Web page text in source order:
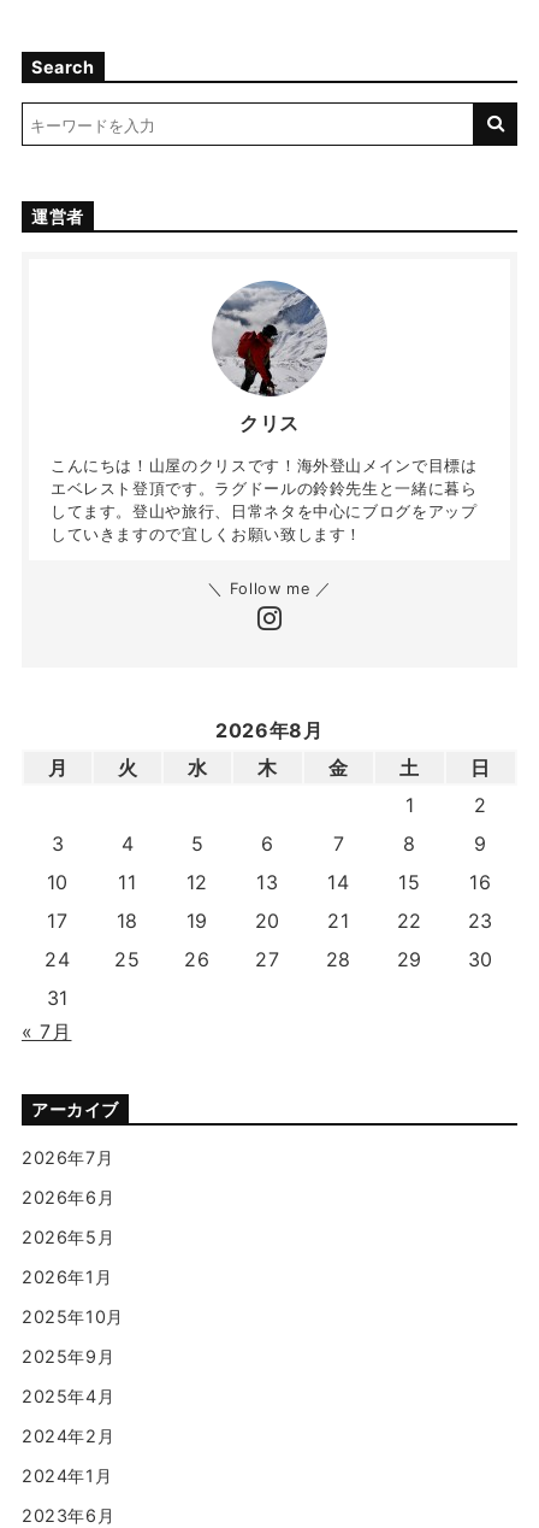
Search
運営者
クリス
こんにちは！山屋のクリスです！海外登山メインで目標は
エベレスト登頂です。ラグドールの鈴鈴先生と一緒に暮ら
してます。登山や旅行、日常ネタを中心にブログをアップ
していきますので宜しくお願い致します！
＼ Follow me ／
2026年8月
月
火 水 木 金 土
日
1
2
3
4 5 6 7 8
9
10
11 12 13 14 15
16
17
18 19 20 21 22
23
24
25 26 27 28 29
30
31
« 7月
アーカイブ
2026年7月
2026年6月
2026年5月
2026年1月
2025年10月
2025年9月
2025年4月
2024年2月
2024年1月
2023年6月